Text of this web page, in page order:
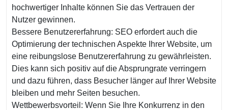
hochwertiger Inhalte können Sie das Vertrauen der
Nutzer gewinnen.
Bessere Benutzererfahrung: SEO erfordert auch die
Optimierung der technischen Aspekte Ihrer Website, um
eine reibungslose Benutzererfahrung zu gewährleisten.
Dies kann sich positiv auf die Absprungrate verringern
und dazu führen, dass Besucher länger auf Ihrer Website
bleiben und mehr Seiten besuchen.
Wettbewerbsvorteil: Wenn Sie Ihre Konkurrenz in den